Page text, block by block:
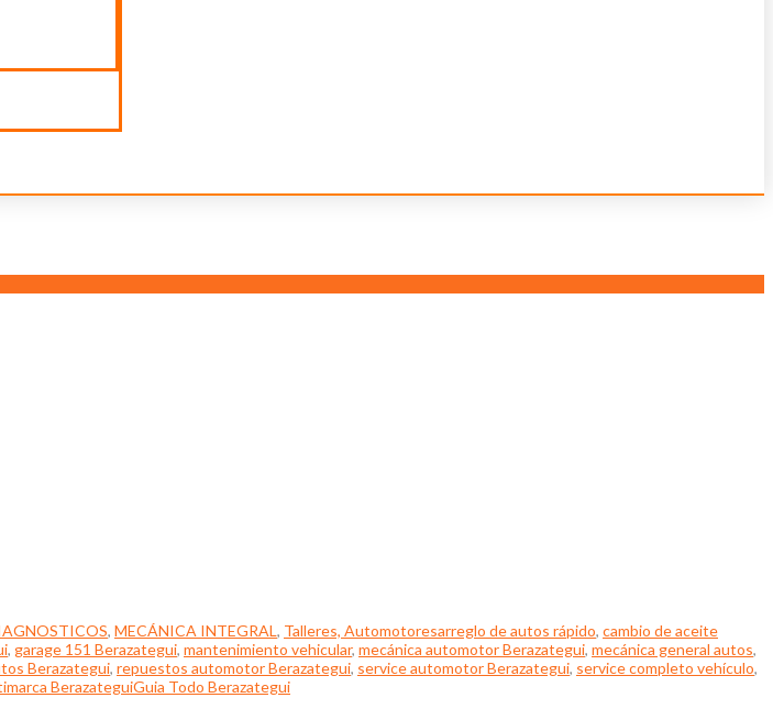
, MECÁNICA INTEGRAL, Talleres, Automotoresarreglo de autos rápido, cambio de aceite
, garage 151 Berazategui, mantenimiento vehicular, mecánica automotor Berazategui, mecánica general autos,
Berazategui, repuestos automotor Berazategui, service automotor Berazategui, service completo vehículo,
BerazateguiGuia Todo Berazategui